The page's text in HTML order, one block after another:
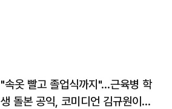
"속옷 빨고 졸업식까지"…근육병 학
생 돌본 공익, 코미디언 김규원이었